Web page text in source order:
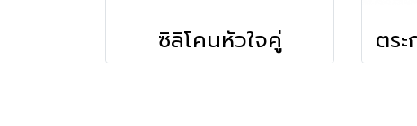
ซิลิโคนหัวใจคู่